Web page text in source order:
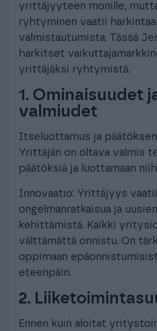
yrittäjyyteen monille,
ryhtyminen vaatii harkintaa
valmistautumista. Tässä
harkitset
yrittäjäksi ryhtymistä.
1. Ominaisuudet
valmiudet
Itseluottamus ja
Yrittäjän on oltava valmis
päätöksiä ja luottamaan
Innovaatio: Yrittäjyys
ongelmanratkaisua ja
kehittämistä. Kaikki
välttämättä onnistu. On
oppimaan
eteenpäin.
2.
Ennen kuin aloitat